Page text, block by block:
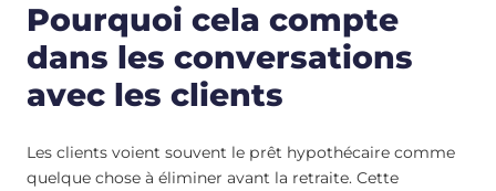
Pourquoi cela compte
dans les conversations
avec les clients
Les clients voient souvent le prêt hypothécaire comme
quelque chose à éliminer avant la retraite. Cette